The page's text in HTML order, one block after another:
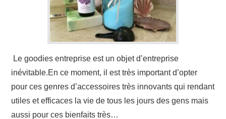
Le goodies entreprise est un objet d’entreprise
inévitable.En ce moment, il est très important d’opter
pour ces genres d’accessoires très innovants qui rendant
utiles et efficaces la vie de tous les jours des gens mais
aussi pour ces bienfaits très…